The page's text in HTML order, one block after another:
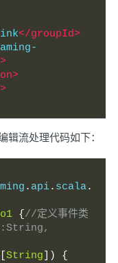
</groupId>
辑流处理代码如下：
. api. scala.
{ //定义事件类
String ])
{